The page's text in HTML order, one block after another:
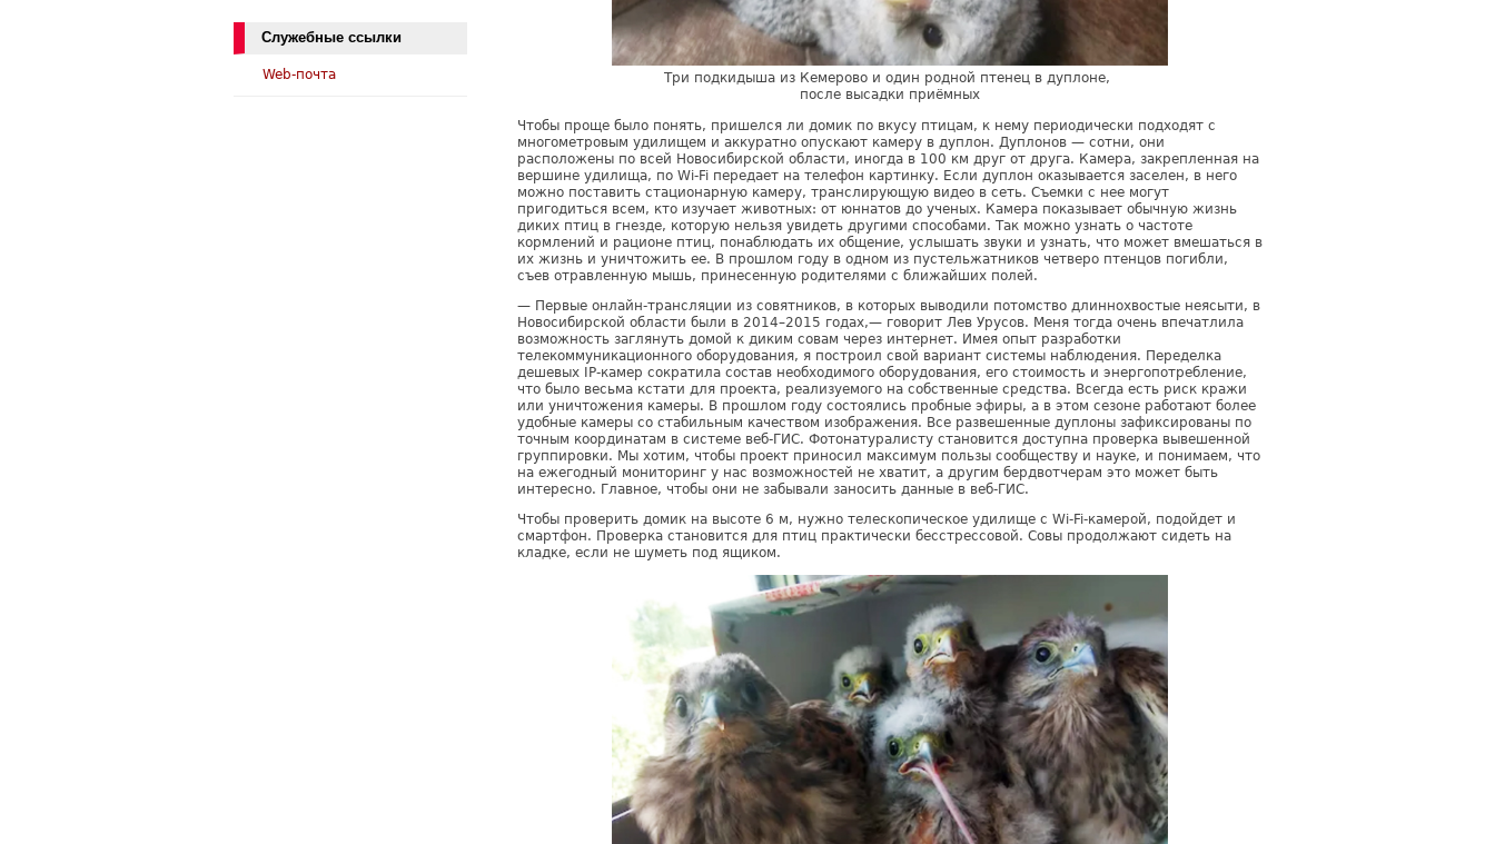
Три подкидыша из Кемерово и один родной птенец в дуплоне,
​после высадки приёмных
Чтобы проще было понять, пришелся ли домик по вкусу птицам, к нему периодически подходят с
многометровым удилищем и аккуратно опускают камеру в дуплон. Дуплонов — сотни, они
расположены по всей Новосибирской области, иногда в 100 км друг от друга. Камера, закрепленная на
вершине удилища, по Wi-Fi передает на телефон картинку. Если дуплон оказывается заселен, в него
можно поставить стационарную камеру, транслирующую видео в сеть. Съемки с нее могут
пригодиться всем, кто изучает животных: от юннатов до ученых. Камера показывает обычную жизнь
диких птиц в гнезде, которую нельзя увидеть другими способами. Так можно узнать о частоте
кормлений и рационе птиц, понаблюдать их общение, услышать звуки и узнать, что может вмешаться в
их жизнь и уничтожить ее. В прошлом году в одном из пустельжатников четверо птенцов погибли,
съев отравленную мышь, принесенную родителями с ближайших полей.
— Первые онлайн-трансляции из совятников, в которых выводили потомство длиннохвостые неясыти, в
Новосибирской области были в 2014–2015 годах,— говорит Лев Урусов. Меня тогда очень впечатлила
возможность заглянуть домой к диким совам через интернет. Имея опыт разработки
телекоммуникационного оборудования, я построил свой вариант системы наблюдения. Переделка
дешевых IP-камер сократила состав необходимого оборудования, его стоимость и энергопотребление,
что было весьма кстати для проекта, реализуемого на собственные средства. Всегда есть риск кражи
или уничтожения камеры. В прошлом году состоялись пробные эфиры, а в этом сезоне работают более
удобные камеры со стабильным качеством изображения. Все развешенные дуплоны зафиксированы по
точным координатам в системе веб-ГИС. Фотонатуралисту становится доступна проверка вывешенной
группировки. Мы хотим, чтобы проект приносил максимум пользы сообществу и науке, и понимаем, что
на ежегодный мониторинг у нас возможностей не хватит, а другим бердвотчерам это может быть
интересно. Главное, чтобы они не забывали заносить данные в веб-ГИС.
Чтобы проверить домик на высоте 6 м, нужно телескопическое удилище с Wi-Fi-камерой, подойдет и
смартфон. Проверка становится для птиц практически бесстрессовой. Совы продолжают сидеть на
кладке, если не шуметь под ящиком.
Служебные ссылки
Web-почта